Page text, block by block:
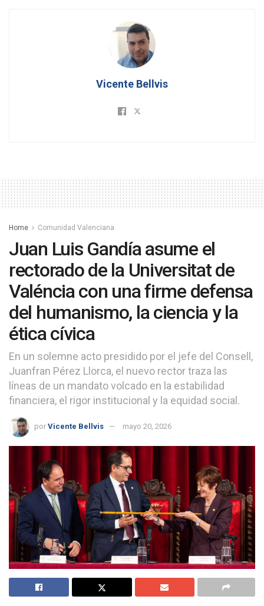
Vicente Bellvis
Home Comunidad Valenciana
Juan Luis Gandía asume el
rectorado de la Universitat de
Valéncia con una firme defensa
del humanismo, la ciencia y la
ética cívica
En un solemne acto presidido por el jefe del Consell,
Juanfran Pérez Llorca, el nuevo rector traza las
líneas de un mandato volcado en la estabilidad
financiera, el rigor institucional y la equidad social.
por Vicente Bellvis mayo 20, 2026